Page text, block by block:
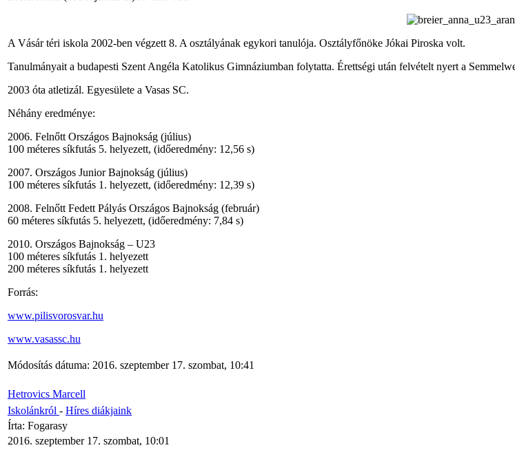
A Vásár téri iskola 2002-ben végzett 8. A osztályának egykori tanulója. Osztályfőnöke Jókai Piroska volt.
Tanulmányait a budapesti Szent Angéla Katolikus Gimnáziumban folytatta. Érettségi után felvételt nyert a
2003 óta atletizál. Egyesülete a Vasas SC.
Néhány eredménye:
2006. Felnőtt Országos Bajnokság (július)
100 méteres síkfutás 5. helyezett, (időeredmény: 12,56 s)
2007. Országos Junior Bajnokság (július)
100 méteres síkfutás 1. helyezett, (időeredmény: 12,39 s)
2008. Felnőtt Fedett Pályás Országos Bajnokság (február)
60 méteres síkfutás 5. helyezett, (időeredmény: 7,84 s)
2010. Országos Bajnokság – U23
100 méteres síkfutás 1. helyezett
200 méteres síkfutás 1. helyezett
Forrás:
www.pilisvorosvar.hu
www.vasassc.hu
Módosítás dátuma: 2016. szeptember 17. szombat, 10:41
Hetrovics Marcell
Iskolánkról - Híres diákjaink
Írta: Fogarasy
2016. szeptember 17. szombat, 10:01